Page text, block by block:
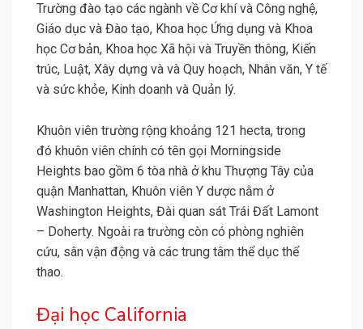
Trường đào tạo các ngành về Cơ khí và Công nghệ,
Giáo dục và Đào tạo, Khoa học Ứng dụng và Khoa
học Cơ bản, Khoa học Xã hội và Truyền thông, Kiến
trúc, Luật, Xây dựng và và Quy hoạch, Nhân văn, Y tế
và sức khỏe, Kinh doanh và Quản lý.
Khuôn viên trường rộng khoảng 121 hecta, trong
đó khuôn viên chính có tên gọi Morningside
Heights bao gồm 6 tòa nhà ở khu Thượng Tây của
quận Manhattan, Khuôn viên Y dược nằm ở
Washington Heights, Đài quan sát Trái Đất Lamont
– Doherty. Ngoài ra trường còn có phòng nghiên
cứu, sân vận động và các trung tâm thể dục thể
thao.
Đại học California